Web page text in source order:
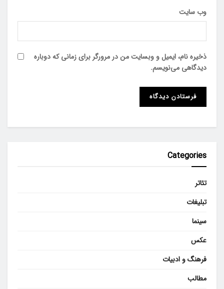
وب‌ سایت
ذخیره نام، ایمیل و وبسایت من در مرورگر برای زمانی که دوباره
دیدگاهی می‌نویسم.
Categories
تئاتر
تبلیغات
سینما
عکس
فرهنگ و ادبیات
مطالب